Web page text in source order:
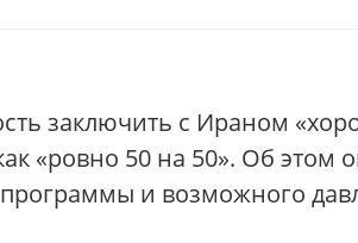
заключить с Ираном
«ровно 50 на 50». Об этом
и возможного